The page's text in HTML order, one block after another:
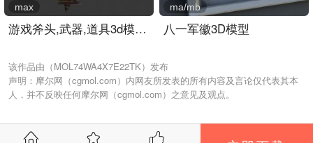
游戏斧头,武器,道具3d模型..
max
八一军徽3D模型
ma/mb
该作品由（MOL74WA4X7E22TK）发布
声明：摩尔网（cgmol.com）内网友所发表的所有内容及言论仅代表其本
人，并不反映任何摩尔网（cgmol.com）之意见及观点。